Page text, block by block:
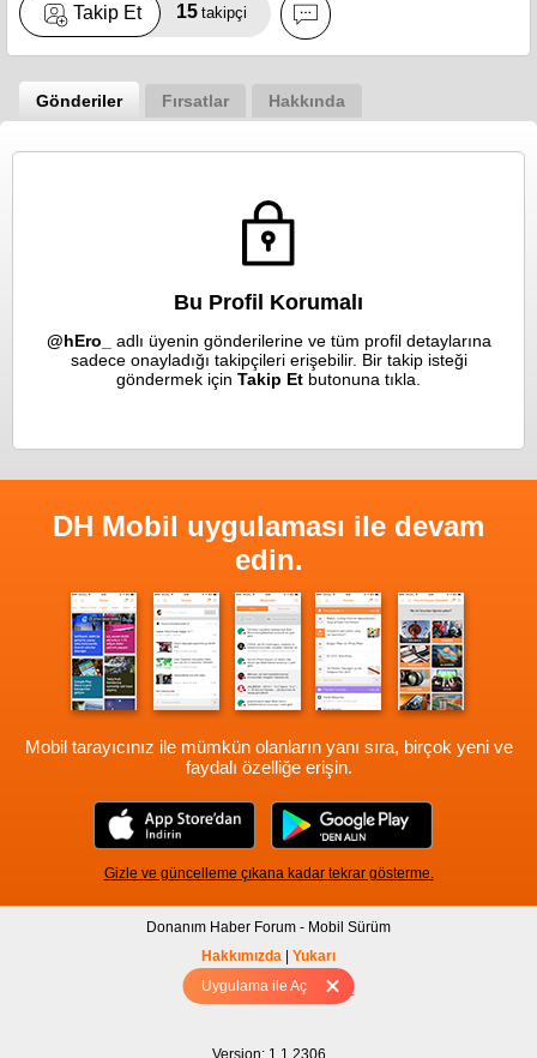
Uygulama ile Aç
Takip Et 15 takipçi
Gönderiler Fırsatlar Hakkında
Bu Profil Korumalı
@hEro_
adlı üyenin gönderilerine ve tüm profil detaylarına
sadece onayladığı takipçileri erişebilir. Bir takip isteği
göndermek için Takip Et butonuna tıkla.
DH Mobil uygulaması ile devam
edin.
Mobil tarayıcınız ile mümkün olanların yanı sıra, birçok yeni ve
faydalı özelliğe erişin.
Gizle ve güncelleme çıkana kadar tekrar gösterme.
Donanım Haber Forum - Mobil Sürüm
Hakkımızda | Yukarı
Tam sürüm için Tıklayınız
Version: 1.1.2306